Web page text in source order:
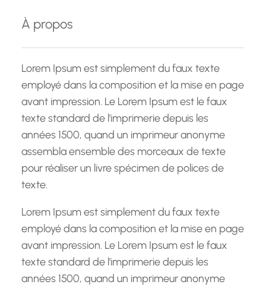
r
c
h
À propos
Lorem Ipsum est simplement du faux texte
employé dans la composition et la mise en page
avant impression. Le Lorem Ipsum est le faux
texte standard de l'imprimerie depuis les
années 1500, quand un imprimeur anonyme
assembla ensemble des morceaux de texte
pour réaliser un livre spécimen de polices de
texte.
Lorem Ipsum est simplement du faux texte
employé dans la composition et la mise en page
avant impression. Le Lorem Ipsum est le faux
texte standard de l'imprimerie depuis les
années 1500, quand un imprimeur anonyme